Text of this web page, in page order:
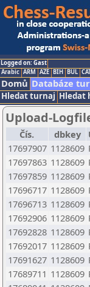
Logged on: Gast
Arabic ARM AZE BIH BUL
Domů Databáze
Hledat turnaj Hledat
Upload-
Čís. dbkey
17697907 1128609
17697863 1128609
17697859 1128609
17696717 1128609
17696713 1128609
17692906 1128609
17692828 1128609
17692017 1128609
17691627 1128609
17689711 1128609